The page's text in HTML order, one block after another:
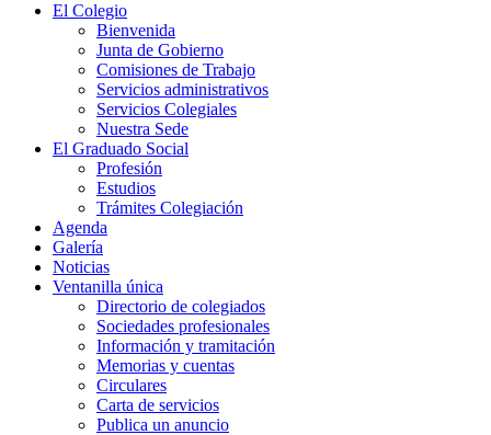
El Colegio
Bienvenida
Junta de Gobierno
Comisiones de Trabajo
Servicios administrativos
Servicios Colegiales
Nuestra Sede
El Graduado Social
Profesión
Estudios
Trámites Colegiación
Agenda
Galería
Noticias
Ventanilla única
Directorio de colegiados
Sociedades profesionales
Información y tramitación
Memorias y cuentas
Circulares
Carta de servicios
Publica un anuncio